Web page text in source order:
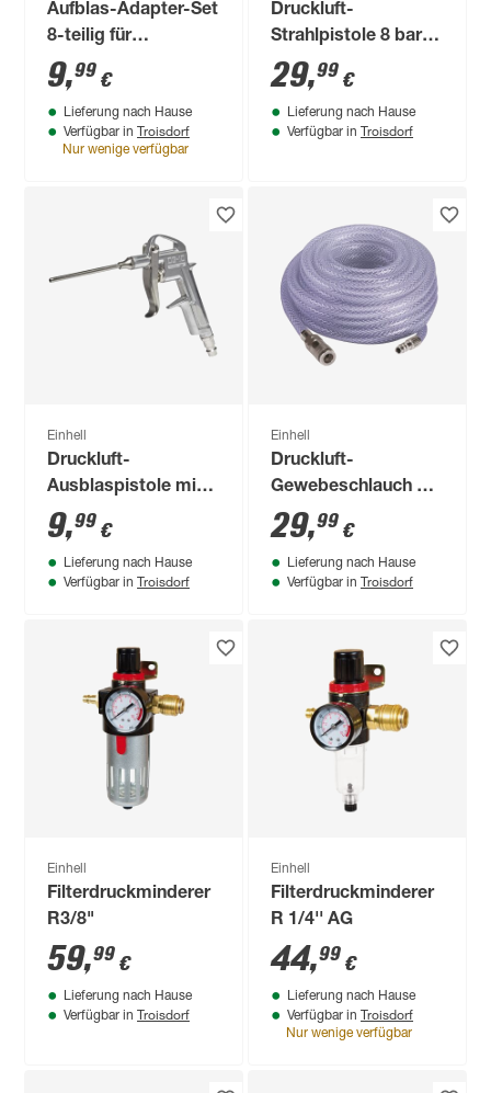
Aufblas-Adapter-Set
8-teilig für
Kompressoren
9,99 €
Lieferung nach Hause
Verfügbar in Troisdorf
Nur wenige verfügbar
Druckluft-
Strahlpistole 8 bar
mit Saugbecher
29,99 €
Lieferung nach Hause
Verfügbar in Troisdorf
Einhell
Druckluft-
Ausblaspistole mit
Stecknippel
9,99 €
Lieferung nach Hause
Verfügbar in Troisdorf
Einhell
Druckluft-
Gewebeschlauch Ø
9 mm 15 m
29,99 €
Lieferung nach Hause
Verfügbar in Troisdorf
Einhell
Filterdruckminderer
R3/8"
59,99 €
Lieferung nach Hause
Verfügbar in Troisdorf
Einhell
Filterdruckminderer
R 1/4'' AG
44,99 €
Lieferung nach Hause
Verfügbar in Troisdorf
Nur wenige verfügbar